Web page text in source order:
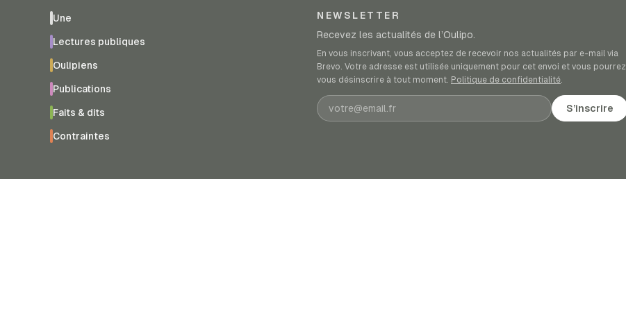
Une
Lectures publiques
Oulipiens
Publications
Faits & dits
Contraintes
NEWSLETTER
Recevez les actualités de l’Oulipo.
En vous inscrivant, vous acceptez de recevoir nos actualités par e-mail via
Brevo. Votre adresse est utilisée uniquement pour cet envoi et vous pourrez
vous désinscrire à tout moment. Politique de confidentialité.
Adresse e-mail S’inscrire